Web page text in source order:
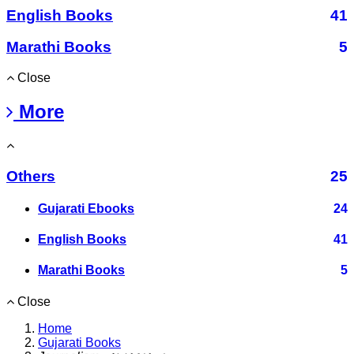
English Books
41
Marathi Books
5
Close
More
Others 25
Gujarati Ebooks 24
English Books 41
Marathi Books 5
Close
Home
Gujarati Books